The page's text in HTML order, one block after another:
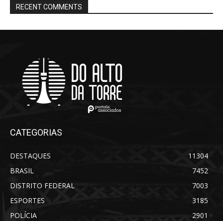
RECENT COMMENTS
CATEGORIAS
DESTAQUES
11304
BRASIL
7452
DISTRITO FEDERAL
7003
ESPORTES
3185
POLÍCIA
2901